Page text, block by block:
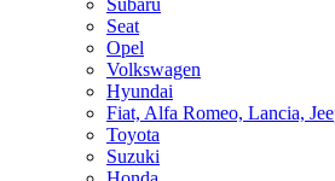
Opel
Volkswagen
Hyundai
Fiat, Alfa Romeo, Lancia, Jeep
Toyota
Suzuki
Honda
Mini